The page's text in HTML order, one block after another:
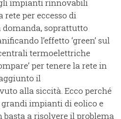
impianti rinnovabili
per eccesso di
soprattutto
l’effetto ‘green’ sul
termoelettriche
per tenere la rete in
il
alla siccità. Ecco perché
impianti di eolico e
a risolvere il problema